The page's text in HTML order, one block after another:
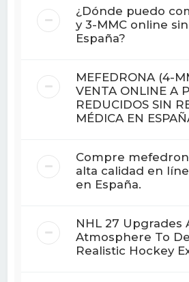
¿Dónde puedo
y 3-MMC online
España?
MEFEDRONA (4-
VENTA ONLINE A
REDUCIDOS SIN
MÉDICA EN
Compre
alta calidad en
en España.
NHL 27 Upgrades
Atmosphere To
Realistic Hockey